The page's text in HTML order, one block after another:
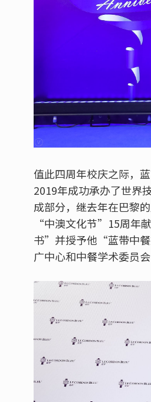
值此四周年校庆之际，
2019年成功承办了世界
成部分，继去年在巴黎
“中澳文化节”15周年
书”并授予他“蓝带中餐
广中心和中餐学术委员